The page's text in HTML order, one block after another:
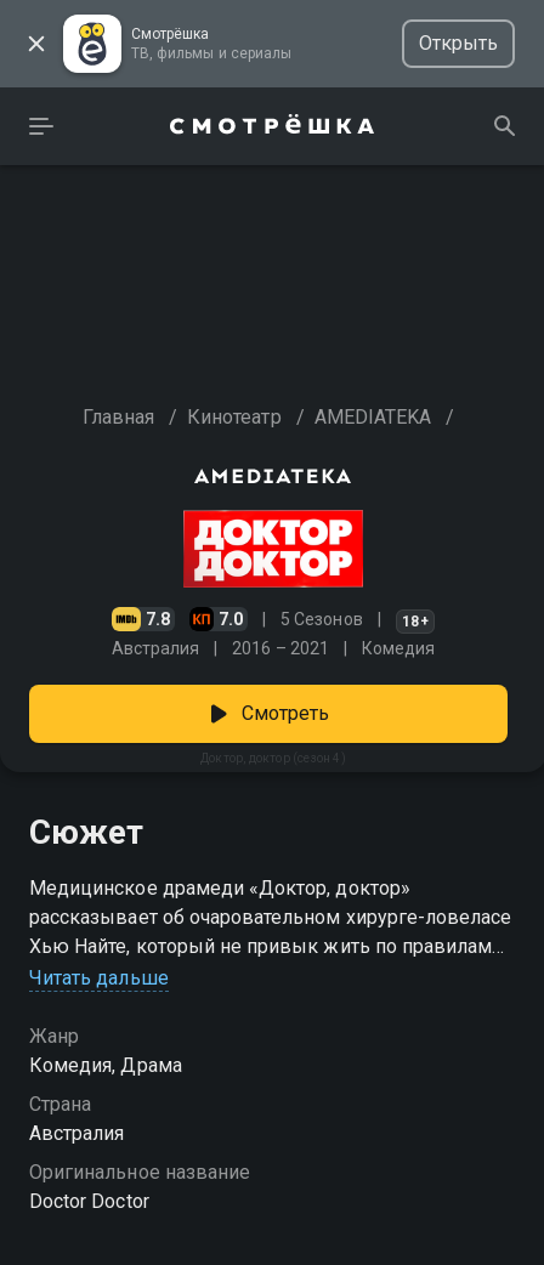
Смотрёшка
ТВ, фильмы и сериалы
Открыть
Главная / Кинотеатр / AMEDIATEKA /
7.8 7.0 5 Сезонов 18+
Австралия 2016 – 2021 Комедия
Доктор, доктор (сезон 4)
Смотреть
Сюжет
Медицинское драмеди «Доктор, доктор»
рассказывает об очаровательном хирурге-ловеласе
Хью Найте, который не привык жить по правилам
вы можете совершенно бесплатно в хорошем HD
качестве на Смотрёшке
Читать дальше
Жанр
Комедия, Драма
Страна
Австралия
Оригинальное название
Doctor Doctor